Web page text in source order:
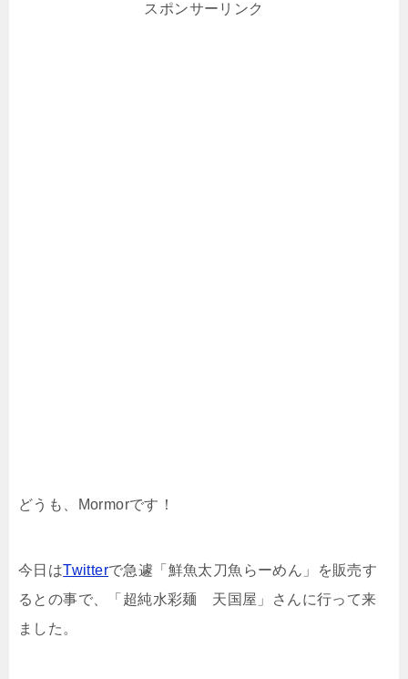
スポンサーリンク
どうも、Mormorです！
今日はTwitterで急遽「鮮魚太刀魚らーめん」を販売す
るとの事で、「超純水彩麺 天国屋」さんに行って来
ました。